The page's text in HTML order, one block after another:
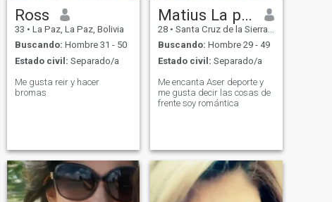
Ross
33 • La Paz, La Paz, Bolivia
Buscando: Hombre 31 - 50
Estado civil: Separado/a
Me gusta reir y hacer
bromas
Matius La patrona
28 • Santa Cruz de la Sierra, Santa Cruz, Bolivia
Buscando: Hombre 29 - 49
Estado civil: Separado/a
Me encanta Aser deporte y
me gusta decir las cosas de
frente soy romántica